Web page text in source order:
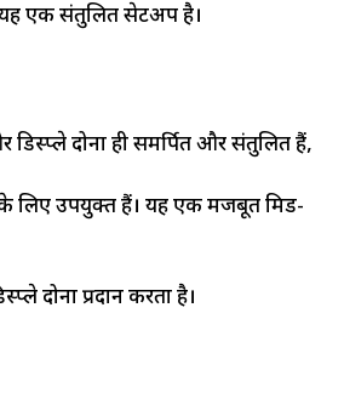
एक संतुलित सेटअप है।
दोनों ही समर्पित और संतुलित हैं,
के लिए उपयुक्त हैं। यह एक मजबूत मिड-
दोनों प्रदान करता है।